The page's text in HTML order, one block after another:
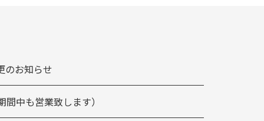
のお知らせ
中も営業致します）